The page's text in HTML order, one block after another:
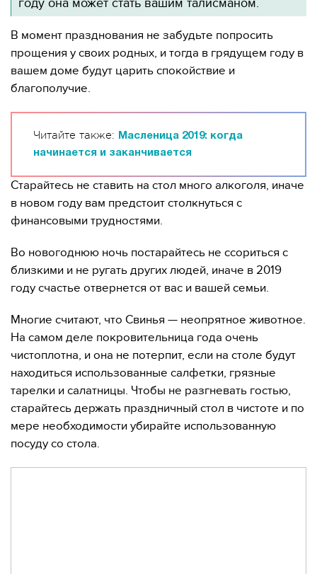
году она может стать вашим талисманом.
В момент празднования не забудьте попросить
прощения у своих родных, и тогда в грядущем году в
вашем доме будут царить спокойствие и
благополучие.
Читайте также:
Масленица 2019: когда
начинается и заканчивается
Старайтесь не ставить на стол много алкоголя, иначе
в новом году вам предстоит столкнуться с
финансовыми трудностями.
Во новогоднюю ночь постарайтесь не ссориться с
близкими и не ругать других людей, иначе в 2019
году счастье отвернется от вас и вашей семьи.
Многие считают, что Свинья — неопрятное животное.
На самом деле покровительница года очень
чистоплотна, и она не потерпит, если на столе будут
находиться использованные салфетки, грязные
тарелки и салатницы. Чтобы не разгневать гостью,
старайтесь держать праздничный стол в чистоте и по
мере необходимости убирайте использованную
посуду со стола.